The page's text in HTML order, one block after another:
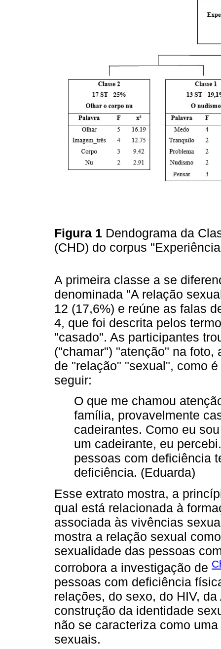
Figura 1 Dendograma da
(CHD) do corpus
A primeira classe a se
denominada "A relação
12 (17,6%) e reúne as falas
4, que foi descrita pelos
"casado". As participantes
("chamar") "atenção" na
de "relação" "sexual", como
seguir:
O que me chamou
família, provavelmente
cadeirantes. Como eu
um cadeirante, eu
pessoas com deficiência
deficiência. (Eduarda)
Esse extrato mostra, a
qual está relacionada à
associada às vivências
mostra a relação sexual
sexualidade das pessoas
corrobora a investigação de
pessoas com deficiência
relações, do sexo, do HIV,
construção da identidade
não se caracteriza como
sexuais.